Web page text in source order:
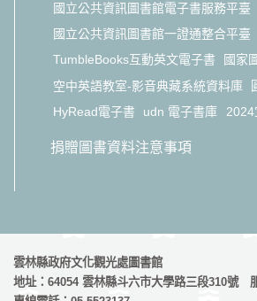
國立公共資訊圖書館電子書服務平臺
國立公共資訊圖書館一證通整合平臺
TumbleBooks互動英文電子書
國家
空中英語教室-影音典藏系統資料庫
HyRead電子書
udn 電子書庫 2024
捐贈圖書資料注意事項
雲林縣政府文化觀光處圖書館
地址：64054 雲林縣斗六市大學路三段310號